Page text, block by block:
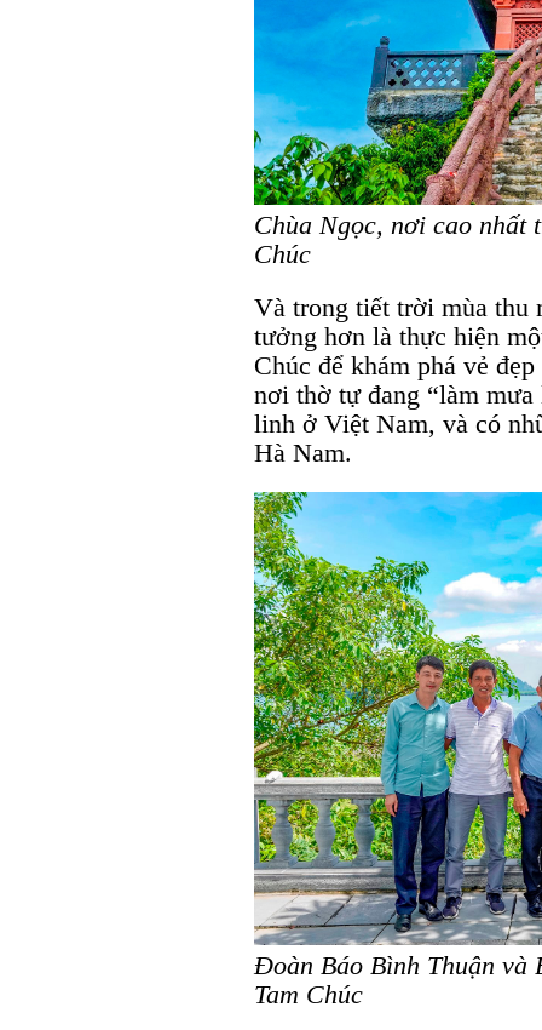
Chùa Ngọc, nơi cao nhất
Chúc
Và trong tiết trời mùa thu
tưởng hơn là thực hiện
Chúc để khám phá vẻ
nơi thờ tự đang “làm
linh ở Việt Nam, và có
Hà Nam.
Đoàn Báo Bình Thuận và
Tam Chúc